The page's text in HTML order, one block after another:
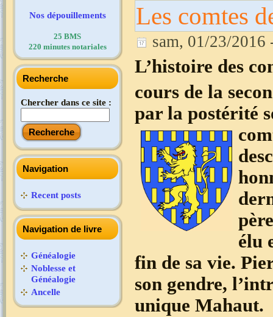
Nos dépouillements
25 BMS
220 minutes notariales
Recherche
Chercher dans ce site :
Navigation
Recent posts
Navigation de livre
Généalogie
Noblesse et
Généalogie
Ancelle
Les comtes
sam, 01/23/2016
L’histoire des
cours de la
par la postérité
élu
fin de sa vie.
son gendre,
unique Mahaut.